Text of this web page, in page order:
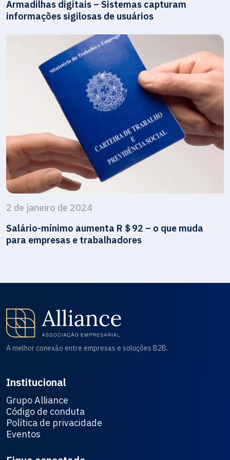
Armadilhas digitais – Sistemas capturam
informações sigilosas de usuários
2 de janeiro de 2024
Salário-mínimo aumenta R＄92 – o que muda
para empresas e trabalhadores
A melhor conexão entre empresas e soluções B2B.
Institucional
Grupo Alliance
Código de conduta
Política de privacidade
Eventos